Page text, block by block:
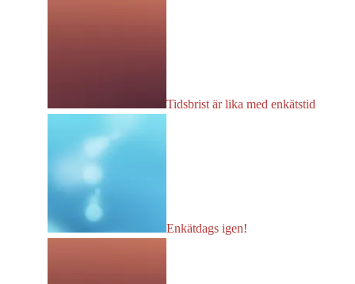
Tidsbrist är lika med enkätstid
Enkätdags igen!